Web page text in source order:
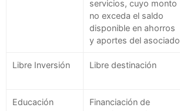
servicios, cuyo monto
no exceda el saldo
disponible en ahorros
y aportes del asociado
Libre Inversión Libre destinación
Educación
Financiación de